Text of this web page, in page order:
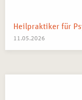
11.05.2026